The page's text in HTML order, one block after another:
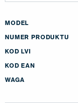
MODEL
NUMER PRODUKTU
KOD LVI
KOD EAN
WAGA